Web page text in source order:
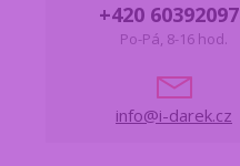
+420
Po-Pá, 8-16 hod.
info@i-darek.cz